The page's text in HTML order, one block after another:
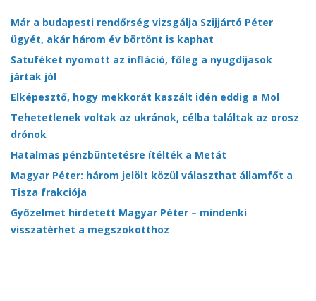
Már a budapesti rendőrség vizsgálja Szijjártó Péter
ügyét, akár három év börtönt is kaphat
Satuféket nyomott az infláció, főleg a nyugdíjasok
jártak jól
Elképesztő, hogy mekkorát kaszált idén eddig a Mol
Tehetetlenek voltak az ukránok, célba találtak az orosz
drónok
Hatalmas pénzbüntetésre ítélték a Metát
Magyar Péter: három jelölt közül választhat államfőt a
Tisza frakciója
Győzelmet hirdetett Magyar Péter – mindenki
visszatérhet a megszokotthoz